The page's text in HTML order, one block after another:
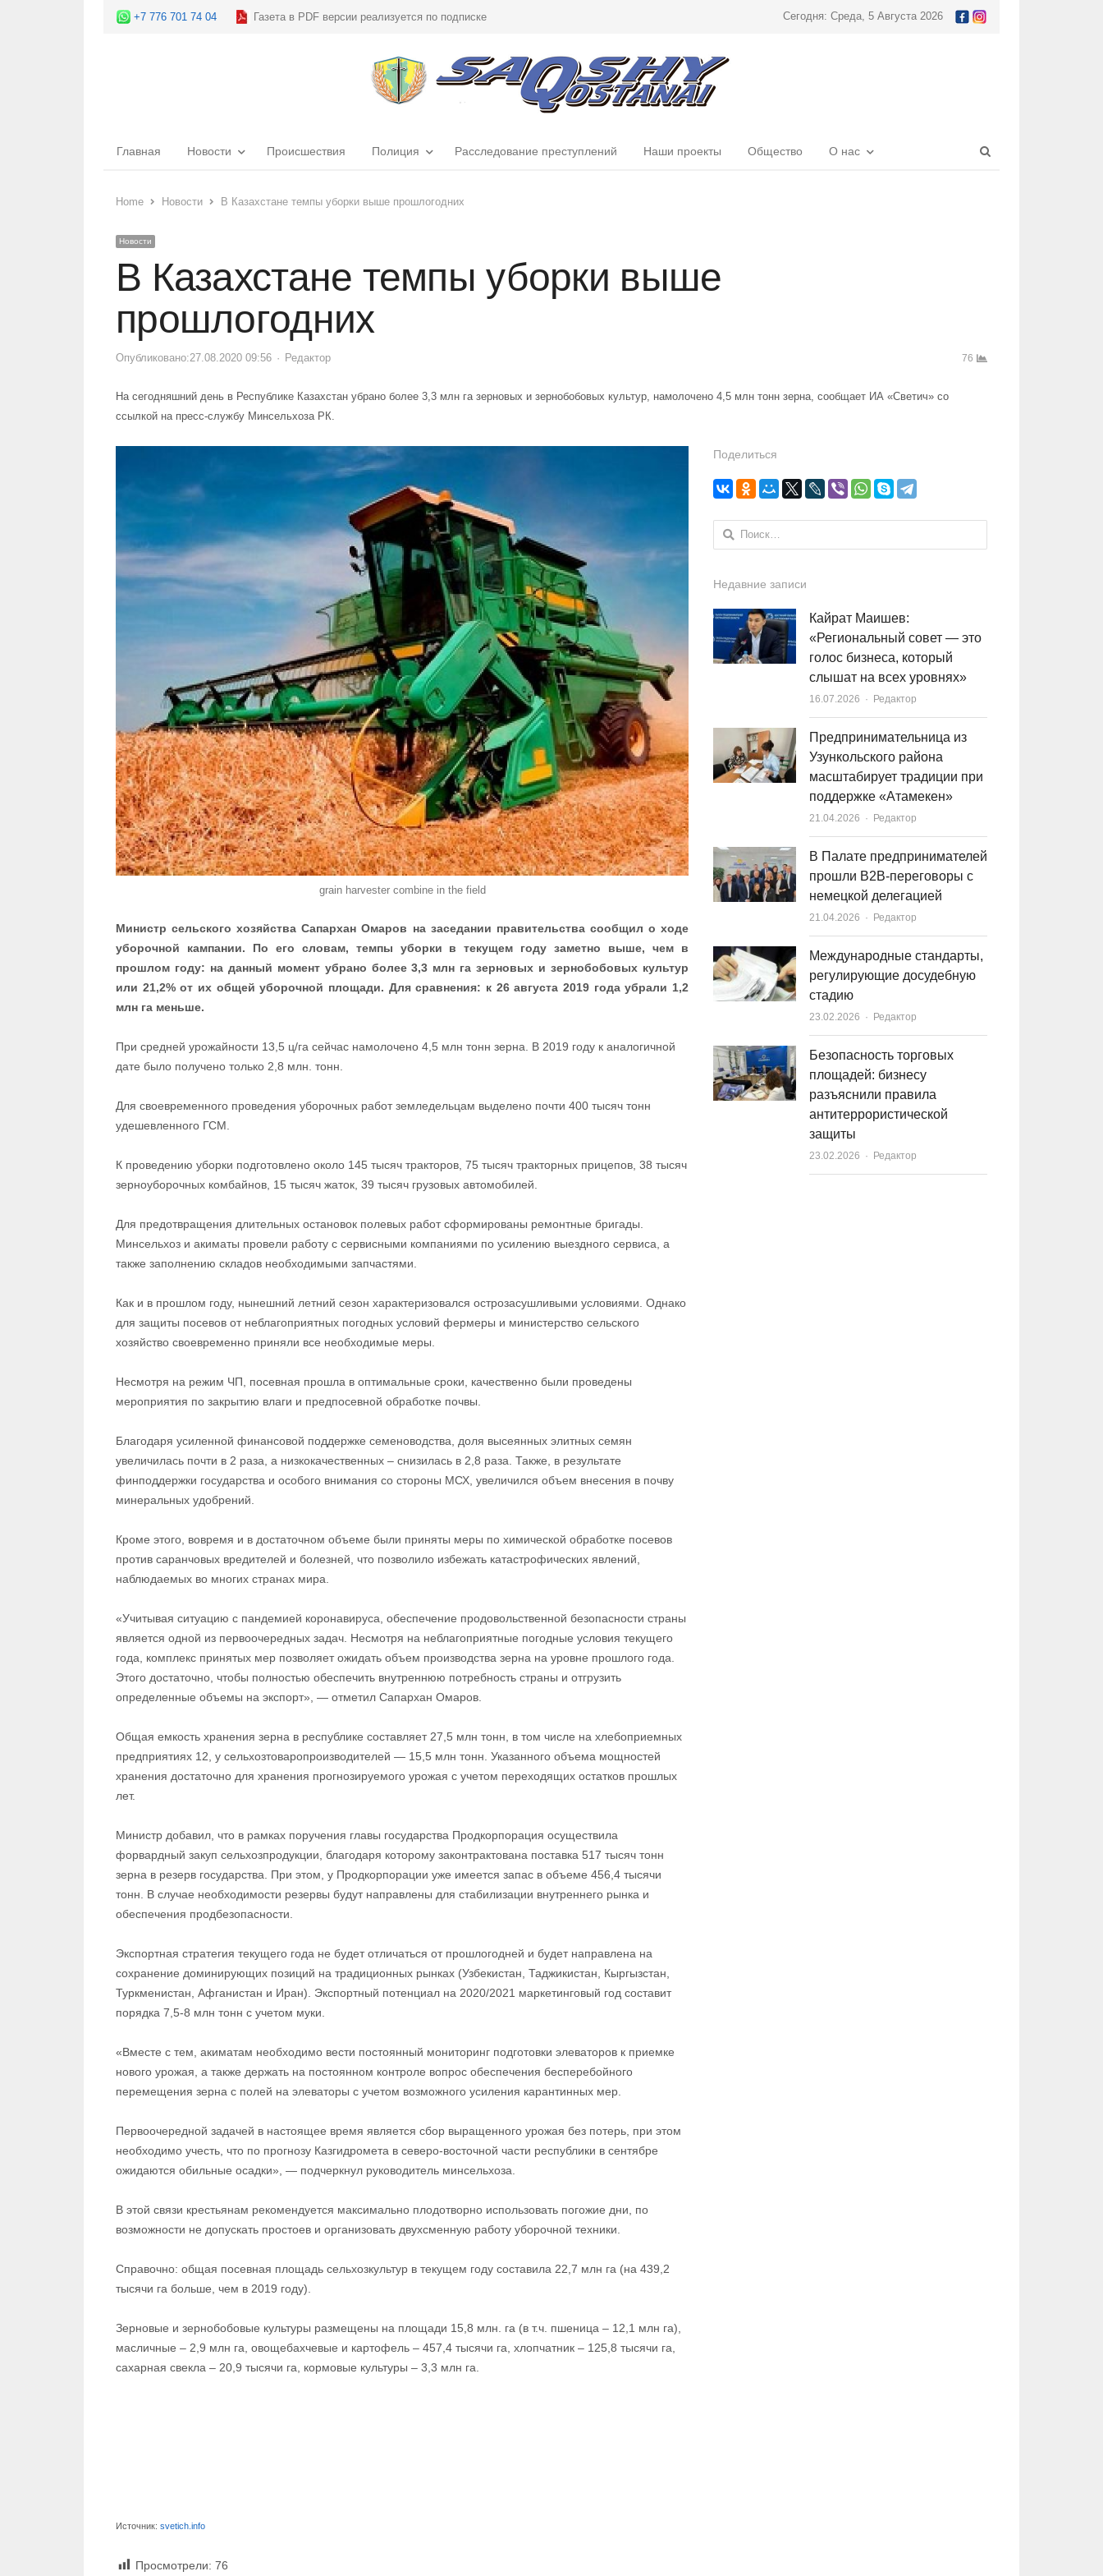
+7 776 701 74 04 Газета в PDF версии реализуется по подписке Сегодня: Среда, 5 Августа 2026
Главная Новости Происшествия Полиция Расследование преступлений Наши проекты Общество О нас
Home
Новости В Казахстане темпы уборки выше прошлогодних
Новости
В Казахстане темпы уборки выше
прошлогодних
Опубликовано:27.08.2020 09:56 Author
Редактор 76
На сегодняшний день в Республике Казахстан убрано более 3,3 млн га зерновых и зернобобовых культур, намолочено 4,5 млн тонн зерна, сообщает ИА «Светич» со
ссылкой на пресс-службу Минсельхоза РК.
grain harvester combine in the field
Министр сельского хозяйства Сапархан Омаров на заседании правительства сообщил о ходе
уборочной кампании. По его словам, темпы уборки в текущем году заметно выше, чем в
прошлом году: на данный момент убрано более 3,3 млн га зерновых и зернобобовых культур
или 21,2% от их общей уборочной площади. Для сравнения: к 26 августа 2019 года убрали 1,2
млн га меньше.
При средней урожайности 13,5 ц/га сейчас намолочено 4,5 млн тонн зерна. В 2019 году к аналогичной
дате было получено только 2,8 млн. тонн.
Для своевременного проведения уборочных работ земледельцам выделено почти 400 тысяч тонн
удешевленного ГСМ.
К проведению уборки подготовлено около 145 тысяч тракторов, 75 тысяч тракторных прицепов, 38 тысяч
зерноуборочных комбайнов, 15 тысяч жаток, 39 тысяч грузовых автомобилей.
Для предотвращения длительных остановок полевых работ сформированы ремонтные бригады.
Минсельхоз и акиматы провели работу с сервисными компаниями по усилению выездного сервиса, а
также заполнению складов необходимыми запчастями.
Как и в прошлом году, нынешний летний сезон характеризовался острозасушливыми условиями. Однако
для защиты посевов от неблагоприятных погодных условий фермеры и министерство сельского
хозяйство своевременно приняли все необходимые меры.
Несмотря на режим ЧП, посевная прошла в оптимальные сроки, качественно были проведены
мероприятия по закрытию влаги и предпосевной обработке почвы.
Благодаря усиленной финансовой поддержке семеноводства, доля высеянных элитных семян
увеличилась почти в 2 раза, а низкокачественных – снизилась в 2,8 раза. Также, в результате
финподдержки государства и особого внимания со стороны МСХ, увеличился объем внесения в почву
минеральных удобрений.
Кроме этого, вовремя и в достаточном объеме были приняты меры по химической обработке посевов
против саранчовых вредителей и болезней, что позволило избежать катастрофических явлений,
наблюдаемых во многих странах мира.
«Учитывая ситуацию с пандемией коронавируса, обеспечение продовольственной безопасности страны
является одной из первоочередных задач. Несмотря на неблагоприятные погодные условия текущего
года, комплекс принятых мер позволяет ожидать объем производства зерна на уровне прошлого года.
Этого достаточно, чтобы полностью обеспечить внутреннюю потребность страны и отгрузить
определенные объемы на экспорт», — отметил Сапархан Омаров.
Общая емкость хранения зерна в республике составляет 27,5 млн тонн, в том числе на хлебоприемных
предприятиях 12, у сельхозтоваропроизводителей — 15,5 млн тонн. Указанного объема мощностей
хранения достаточно для хранения прогнозируемого урожая с учетом переходящих остатков прошлых
лет.
Министр добавил, что в рамках поручения главы государства Продкорпорация осуществила
форвардный закуп сельхозпродукции, благодаря которому законтрактована поставка 517 тысяч тонн
зерна в резерв государства. При этом, у Продкорпорации уже имеется запас в объеме 456,4 тысячи
тонн. В случае необходимости резервы будут направлены для стабилизации внутреннего рынка и
обеспечения продбезопасности.
Экспортная стратегия текущего года не будет отличаться от прошлогодней и будет направлена на
сохранение доминирующих позиций на традиционных рынках (Узбекистан, Таджикистан, Кыргызстан,
Туркменистан, Афганистан и Иран). Экспортный потенциал на 2020/2021 маркетинговый год составит
порядка 7,5-8 млн тонн с учетом муки.
«Вместе с тем, акиматам необходимо вести постоянный мониторинг подготовки элеваторов к приемке
нового урожая, а также держать на постоянном контроле вопрос обеспечения бесперебойного
перемещения зерна с полей на элеваторы с учетом возможного усиления карантинных мер.
Первоочередной задачей в настоящее время является сбор выращенного урожая без потерь, при этом
необходимо учесть, что по прогнозу Казгидромета в северо-восточной части республики в сентябре
ожидаются обильные осадки», — подчеркнул руководитель минсельхоза.
В этой связи крестьянам рекомендуется максимально плодотворно использовать погожие дни, по
возможности не допускать простоев и организовать двухсменную работу уборочной техники.
Справочно: общая посевная площадь сельхозкультур в текущем году составила 22,7 млн га (на 439,2
тысячи га больше, чем в 2019 году).
Зерновые и зернобобовые культуры размещены на площади 15,8 млн. га (в т.ч. пшеница – 12,1 млн га),
масличные – 2,9 млн га, овощебахчевые и картофель – 457,4 тысячи га, хлопчатник – 125,8 тысячи га,
сахарная свекла – 20,9 тысячи га, кормовые культуры – 3,3 млн га.
Источник: svetich.info
Просмотрели: 76
Поделиться
Найти:
Недавние записи
Кайрат Маишев:
«Региональный совет — это
голос бизнеса, который
слышат на всех уровнях»
16.07.2026 Author
Редактор
Предпринимательница из
Узункольского района
масштабирует традиции при
поддержке «Атамекен»
21.04.2026 Author
Редактор
В Палате предпринимателей
прошли B2B-переговоры с
немецкой делегацией
21.04.2026 Author
Редактор
Международные стандарты,
регулирующие досудебную
стадию
23.02.2026 Author
Редактор
Безопасность торговых
площадей: бизнесу
разъяснили правила
антитеррористической
защиты
23.02.2026 Author
Редактор